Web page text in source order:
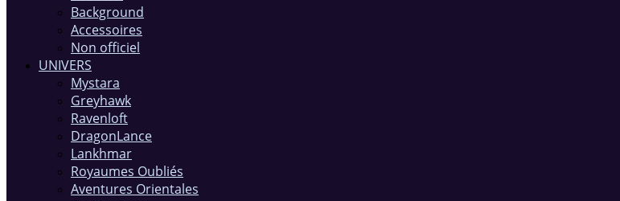
Background
Accessoires
Non officiel
UNIVERS
Mystara
Greyhawk
Ravenloft
DragonLance
Lankhmar
Royaumes Oubliés
Aventures Orientales